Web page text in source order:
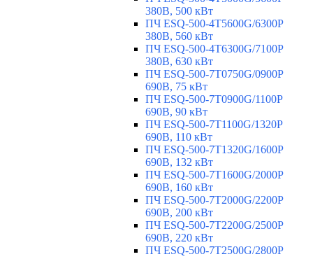
380В, 500 кВт
ПЧ ESQ-500-4T5600G/6300P
380В, 560 кВт
ПЧ ESQ-500-4T6300G/7100P
380В, 630 кВт
ПЧ ESQ-500-7T0750G/0900P
690В, 75 кВт
ПЧ ESQ-500-7T0900G/1100P
690В, 90 кВт
ПЧ ESQ-500-7T1100G/1320P
690В, 110 кВт
ПЧ ESQ-500-7T1320G/1600P
690В, 132 кВт
ПЧ ESQ-500-7T1600G/2000P
690В, 160 кВт
ПЧ ESQ-500-7T2000G/2200P
690В, 200 кВт
ПЧ ESQ-500-7T2200G/2500P
690В, 220 кВт
ПЧ ESQ-500-7T2500G/2800P